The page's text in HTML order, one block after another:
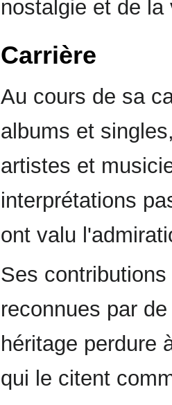
nostalgie et de
Carrière
Au cours de sa
albums et
artistes et
interprétations
ont valu
Ses
reconnues par
héritage perdure
qui le citent